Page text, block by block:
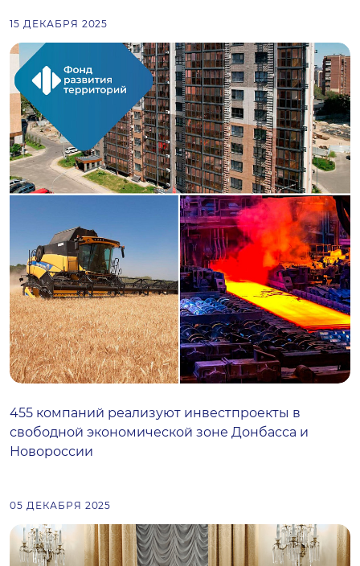
15 ДЕКАБРЯ 2025
455 компаний реализуют инвестпроекты в
свободной экономической зоне Донбасса и
Новороссии
05 ДЕКАБРЯ 2025